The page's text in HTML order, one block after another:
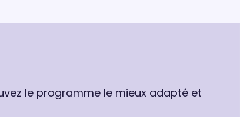
le programme le mieux adapté et